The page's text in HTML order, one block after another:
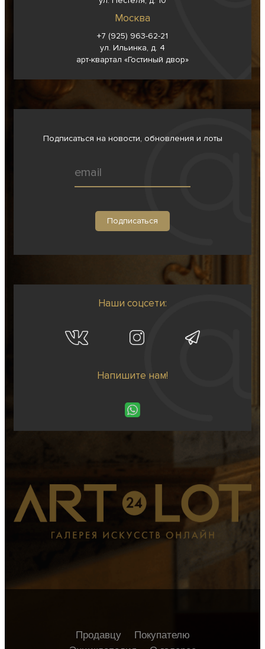
Москва
+7 (925) 963-62-21
ул. Ильинка, д. 4
арт-квартал «Гостиный двор»
Подписаться на новости, обновления и лоты
Наши соцсети:
Напишите нам!
Продавцу
Покупателю